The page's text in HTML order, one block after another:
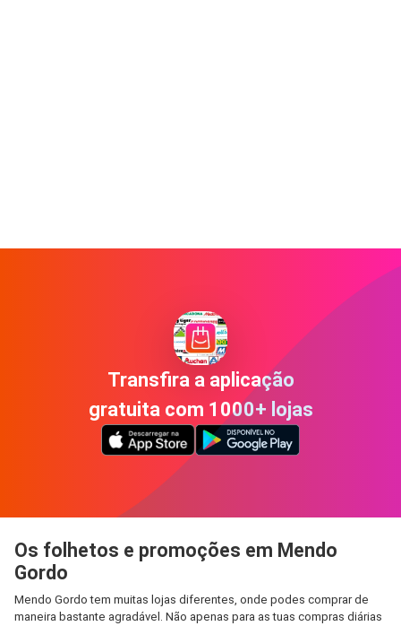
Transfira a aplicação
gratuita com 1000+ lojas
Os folhetos e promoções em Mendo
Gordo
Mendo Gordo tem muitas lojas diferentes, onde podes comprar de
maneira bastante agradável. Não apenas para as tuas compras diárias